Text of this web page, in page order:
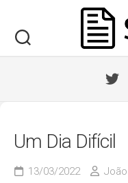
content
Um Dia Difícil
13/03/2022